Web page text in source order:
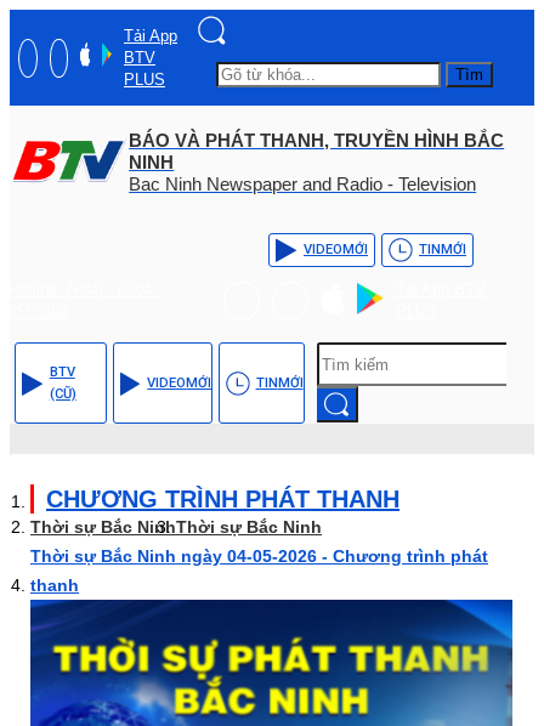
Tải App
BTV
PLUS
Tìm
BÁO VÀ PHÁT THANH, TRUYỀN HÌNH BẮC
NINH
Bac Ninh Newspaper and Radio - Television
VIDEOMỚI TINMỚI
BTV
(CŨ)
VIDEOMỚI TINMỚI
CHƯƠNG TRÌNH PHÁT THANH
Thời sự Bắc NinhThời sự Bắc Ninh
Thời sự Bắc Ninh ngày 04-05-2026 - Chương trình phát
thanh